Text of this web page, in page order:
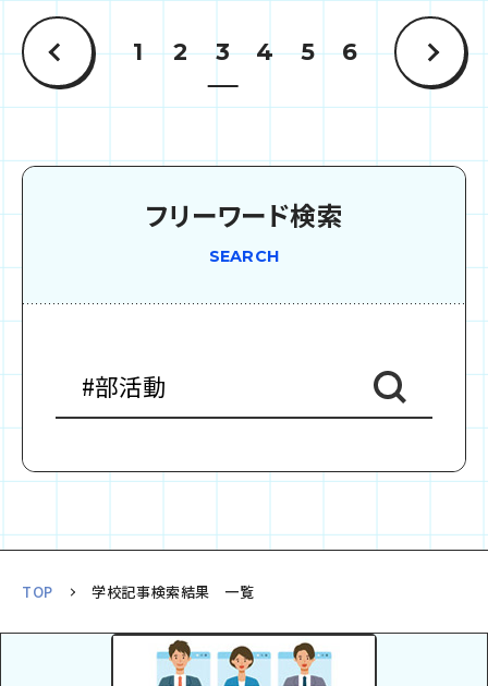
1 2 3 4 5 6
フリーワード検索
SEARCH
TOP 学校記事検索結果 一覧